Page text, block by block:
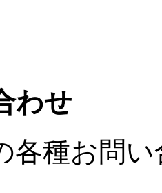
わせ
各種お問